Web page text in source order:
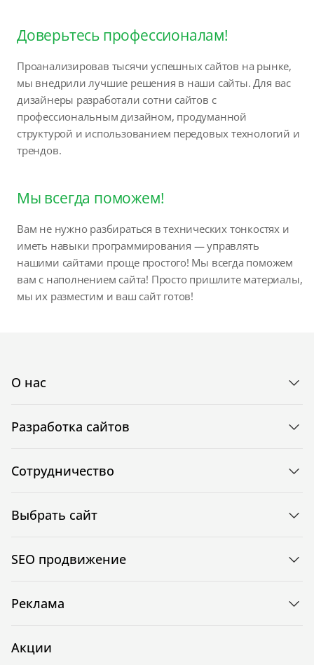
Доверьтесь профессионалам!
Проанализировав тысячи успешных сайтов на рынке,
мы внедрили лучшие решения в наши сайты. Для вас
дизайнеры разработали сотни сайтов с
профессиональным дизайном, продуманной
структурой и использованием передовых технологий и
трендов.
Мы всегда поможем!
Вам не нужно разбираться в технических тонкостях и
иметь навыки программирования — управлять
нашими сайтами проще простого! Мы всегда поможем
вам с наполнением сайта! Просто пришлите материалы,
мы их разместим и ваш сайт готов!
О нас
Разработка сайтов
Сотрудничество
Выбрать сайт
SEO продвижение
Реклама
Акции